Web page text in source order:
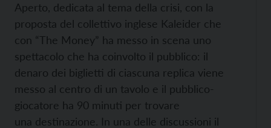
Aperto, dedicata al tema della crisi, con la
proposta del collettivo inglese Kaleider che
con “The Money” ha messo in scena uno
spettacolo che ha coinvolto il pubblico: il
denaro dei biglietti di ciascuna replica viene
messo al centro di un tavolo e il pubblico-
giocatore ha 90 minuti per trovare
una destinazione. In una delle discussioni il